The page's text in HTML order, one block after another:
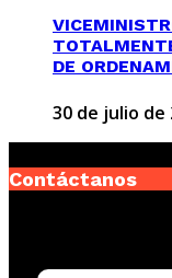
DE
30 de julio de
Contáctanos